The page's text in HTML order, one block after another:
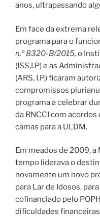
anos, ultrapassando
Em face da extrema
programa para o
n.º 8320-B/2015, o
(ISS,I.P) e as
(ARS, I.P.) ficaram
compromissos
programa a celebrar
da RNCCI com acordos
camas para a ULDM.
Em meados de 2009,
tempo liderava o
novamente um novo
para Lar de Idosos,
cofinanciado pelo
dificuldades